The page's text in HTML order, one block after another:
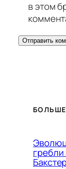
в этом
гребли